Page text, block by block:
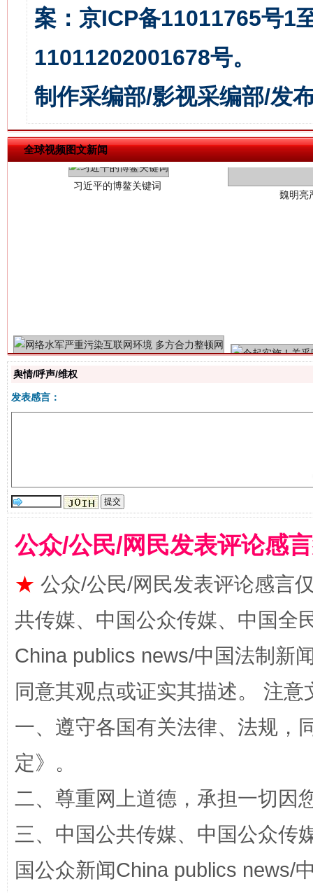
案：京ICP备11011765号1
11011202001678号。
制作采编部/影视采编部/发
全球视频图文新闻
习近平的博鳌关键词
魏明亮
解纷+调解+退费，一次搞定
站台名比不上好声名
舆情/呼声/维权
发表感言：
公众/公民/网民发表评论感
★ 公众/公民/网民发表评论感言
共传媒、中国公众传媒、中国全
China publics news/中国法制新
同意其观点或证实其描述。 注
一、遵守各国有关法律、法规，
定》。
二、尊重网上道德，承担一切因
三、中国公共传媒、中国公众传
国公众新闻China publics news/